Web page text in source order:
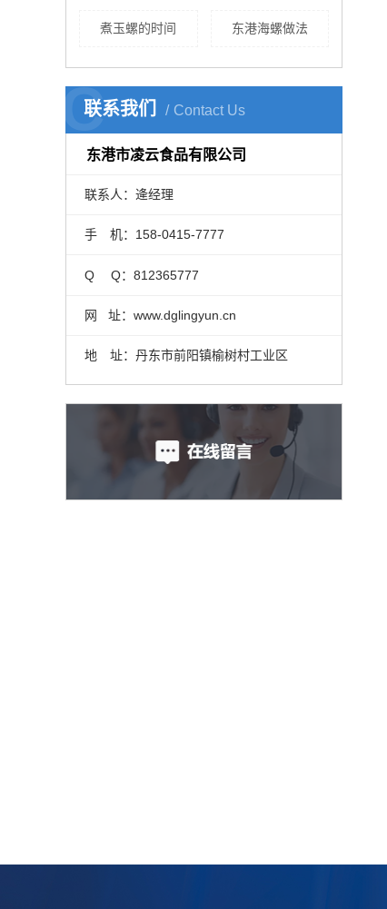
煮玉螺的时间 东港海螺做法
联系我们 Contact Us
C
东港市凌云食品有限公司
联系人：逄经理
手 机：158-0415-7777
Q Q：812365777
网 址：www.dglingyun.cn
地 址：丹东市前阳镇榆树村工业区